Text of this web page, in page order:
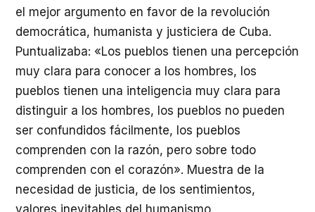
el mejor argumento en favor de la revolución
democrática, humanista y justiciera de Cuba.
Puntualizaba: «Los pueblos tienen una percepción
muy clara para conocer a los hombres, los
pueblos tienen una inteligencia muy clara para
distinguir a los hombres, los pueblos no pueden
ser confundidos fácilmente, los pueblos
comprenden con la razón, pero sobre todo
comprenden con el corazón». Muestra de la
necesidad de justicia, de los sentimientos,
valores inevitables del humanismo.